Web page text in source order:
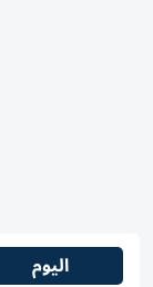
اليوم